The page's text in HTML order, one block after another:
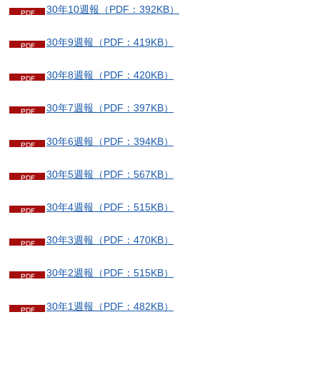
30年10週報（PDF：392KB）
30年9週報（PDF：419KB）
30年8週報（PDF：420KB）
30年7週報（PDF：397KB）
30年6週報（PDF：394KB）
30年5週報（PDF：567KB）
30年4週報（PDF：515KB）
30年3週報（PDF：470KB）
30年2週報（PDF：515KB）
30年1週報（PDF：482KB）